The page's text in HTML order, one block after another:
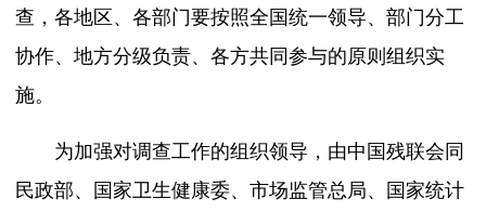
查，各地区、各部门要按照全国统一领导、部门分工
协作、地方分级负责、各方共同参与的原则组织实
施。
为加强对调查工作的组织领导，由中国残联会同
民政部、国家卫生健康委、市场监管总局、国家统计